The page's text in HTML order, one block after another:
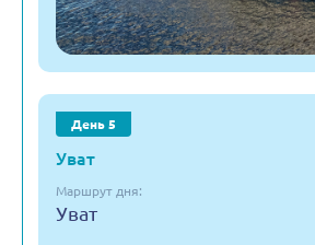
День 5
Уват
Маршрут дня:
Уват